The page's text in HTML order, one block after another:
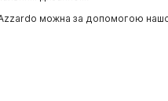
Azzardo можна за допомогою